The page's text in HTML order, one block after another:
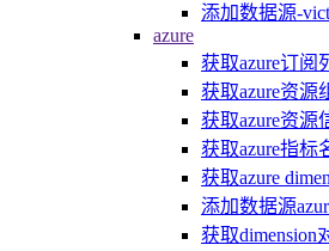
添加数据源-
azure
获取azure订阅
获取azure资源
获取azure资源
获取azure指标
获取azure
添加数据源
获取dimension